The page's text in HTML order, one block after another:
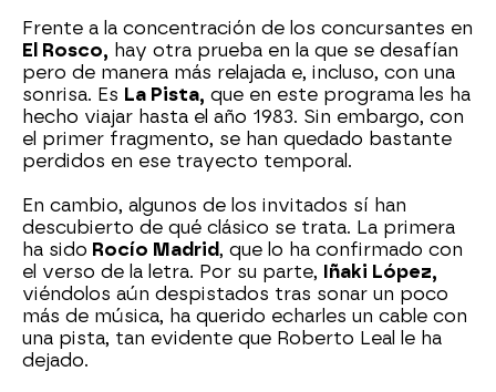
Frente a la concentración de los concursantes en
El Rosco, hay otra prueba en la que se desafían
pero de manera más relajada e, incluso, con una
sonrisa. Es La Pista, que en este programa les ha
hecho viajar hasta el año 1983. Sin embargo, con
el primer fragmento, se han quedado bastante
perdidos en ese trayecto temporal.
En cambio, algunos de los invitados sí han
descubierto de qué clásico se trata. La primera
ha sido Rocío Madrid, que lo ha confirmado con
el verso de la letra. Por su parte, Iñaki López,
viéndolos aún despistados tras sonar un poco
más de música, ha querido echarles un cable con
una pista, tan evidente que Roberto Leal le ha
dejado.